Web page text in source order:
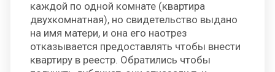
каждой по одной комнате (квартира
двухкомнатная), но свидетельство выдано
на имя матери, и она его наотрез
отказывается предоставлять чтобы внести
квартиру в реестр. Обратились чтобы